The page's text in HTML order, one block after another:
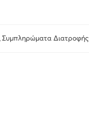
, Συμπληρώματα Διατροφής